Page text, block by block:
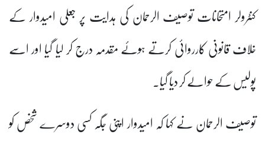
کنٹرولر امتحانات توصیف الرحمان کی ہدایت پر جعلی امیدوار کے
خلاف قانونی کارروائی کرتے ہوئے مقدمہ درج کر لیا گیا اور اسے
پولیس کے حوالے کر دیا گیا۔
توصیف الرحمان نے کہا کہ امیدوار اپنی جگہ کسی دوسرے شخص کو